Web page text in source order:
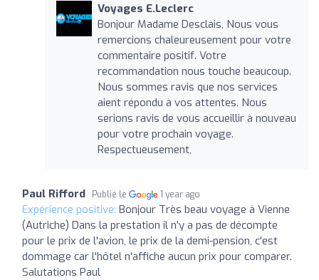
Voyages E.Leclerc
Bonjour Madame Desclais, Nous vous
remercions chaleureusement pour votre
commentaire positif. Votre
recommandation nous touche beaucoup.
Nous sommes ravis que nos services
aient répondu à vos attentes. Nous
serions ravis de vous accueillir à nouveau
pour votre prochain voyage.
Respectueusement,
Paul Rifford Publié le 1 year ago
Expérience positive: Bonjour Très beau voyage à Vienne
(Autriche) Dans la prestation il n'y a pas de décompte
pour le prix de l'avion, le prix de la demi-pension, c'est
dommage car l'hôtel n'affiche aucun prix pour comparer.
Salutations Paul